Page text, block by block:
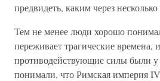
предвидеть, каким через
Тем не менее люди хорошо
переживает трагические времена,
противодействующие силы были
понимали, что Римская империя